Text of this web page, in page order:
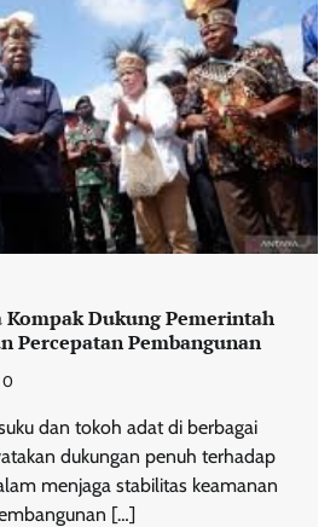
Kompak Dukung Pemerintah
Percepatan Pembangunan
0
dan tokoh adat di berbagai
dukungan penuh terhadap
menjaga stabilitas keamanan
[…]